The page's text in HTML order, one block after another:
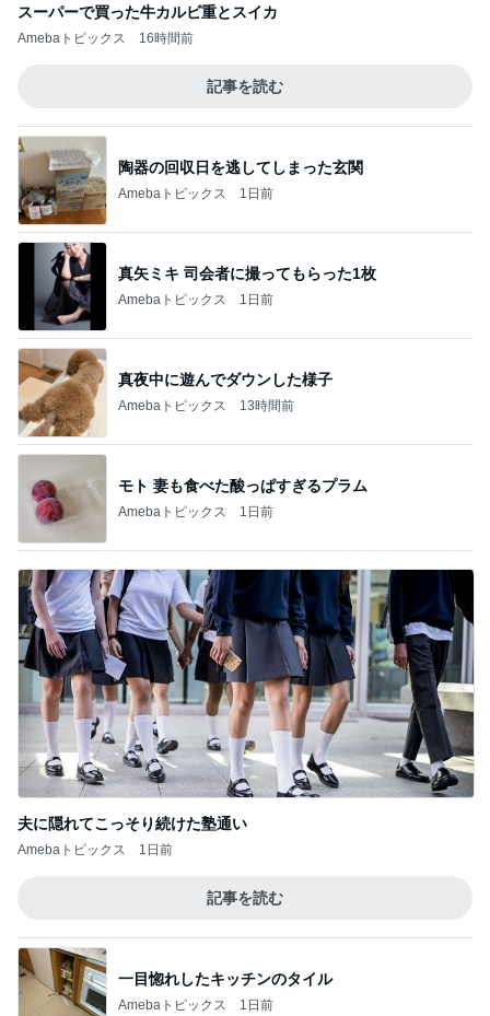
スーパーで買った牛カルビ重とスイカ
Amebaトピックス 16時間前
記事を読む
陶器の回収日を逃してしまった玄関
Amebaトピックス 1日前
真矢ミキ 司会者に撮ってもらった1枚
Amebaトピックス 1日前
真夜中に遊んでダウンした様子
Amebaトピックス 13時間前
モト 妻も食べた酸っぱすぎるプラム
Amebaトピックス 1日前
夫に隠れてこっそり続けた塾通い
Amebaトピックス 1日前
記事を読む
一目惚れしたキッチンのタイル
Amebaトピックス 1日前